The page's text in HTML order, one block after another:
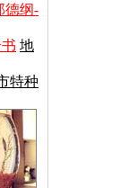
德纲-
地
特种